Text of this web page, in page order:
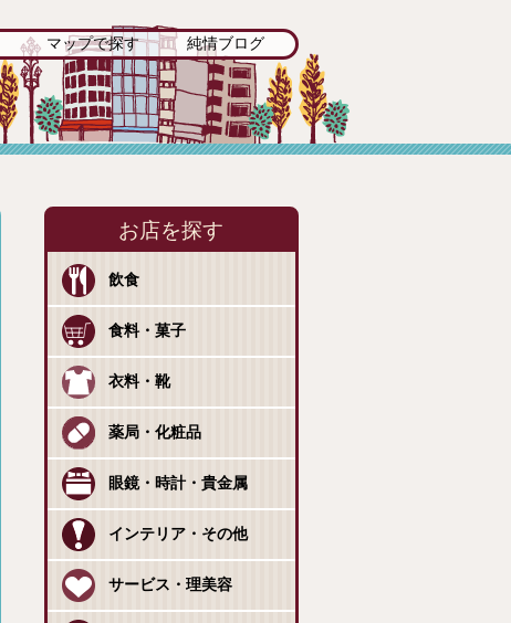
マップで探す 純情ブログ
お店を探す
飲食
食料・菓子
衣料・靴
薬局・化粧品
眼鏡・時計・貴金属
インテリア・その他
サービス・理美容